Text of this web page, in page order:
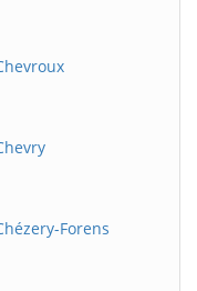
Forens